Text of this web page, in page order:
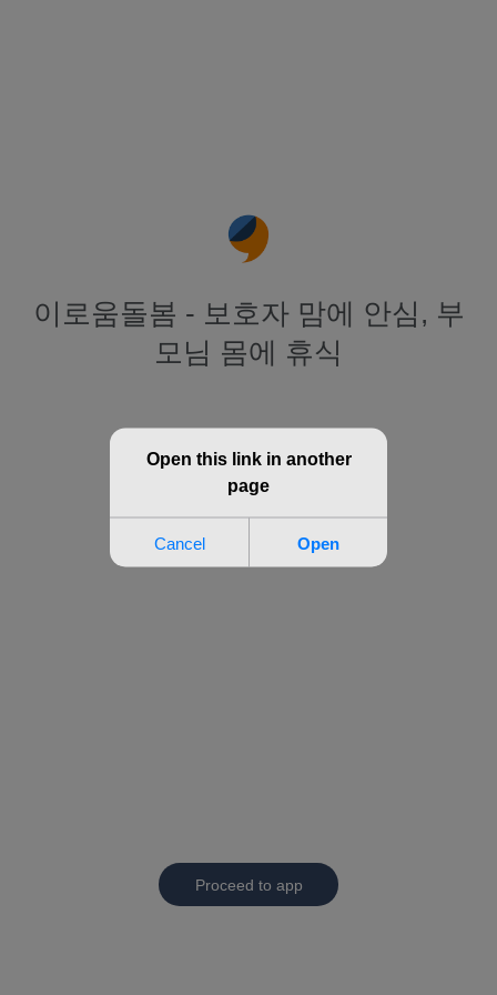
이로움돌봄 - 보호자 맘에 안심, 부
모님 몸에 휴식
Proceed to app